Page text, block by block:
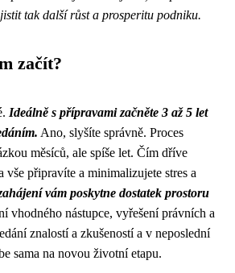
tak další růst a prosperitu podniku.
začít?
Ideálně s přípravami začněte 3 až 5 let
Ano, slyšíte správně. Proces
měsíců, ale spíše let. Čím dříve
vše připravíte a minimalizujete stres a
vám poskytne dostatek prostoru
vhodného nástupce, vyřešení právních a
znalostí a zkušeností a v neposlední
sama na novou životní etapu.